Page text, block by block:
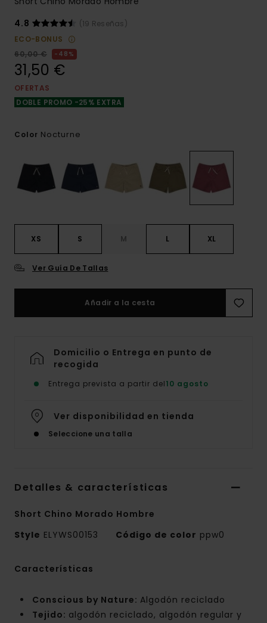
4.8
(19 Reseñas)
ECO-BONUS
60,00 €
48%
31,50 €
OFERTAS
DOBLE PROMO -25% EXTRA
Color Nocturne
XS S M L XL
Ver Guía De Tallas
Añadir a la cesta
Domicilio o Entrega en punto de
recogida
Entrega prevista a partir del10 agosto
Ver disponibilidad en tienda
Seleccione una talla
Detalles & características
Short Chino Morado Hombre
Style ELYWS00153 Código de color ppw0
Características
Conscious by Nature: Algodón reciclado
Tejido: algodón reciclado, algodón regular y